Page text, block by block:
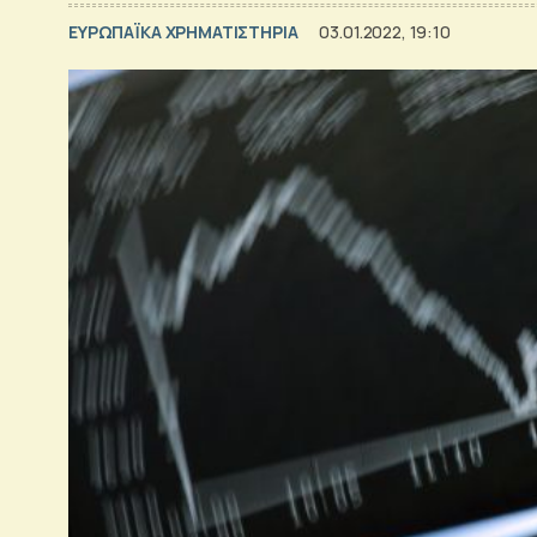
ΕΥΡΩΠΑΪΚΑ ΧΡΗΜΑΤΙΣΤΗΡΙΑ 03.01.2022, 19:10